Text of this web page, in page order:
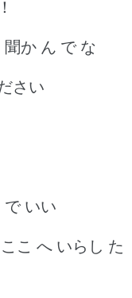
か ん で な
さい
いい
こ へ いらし た